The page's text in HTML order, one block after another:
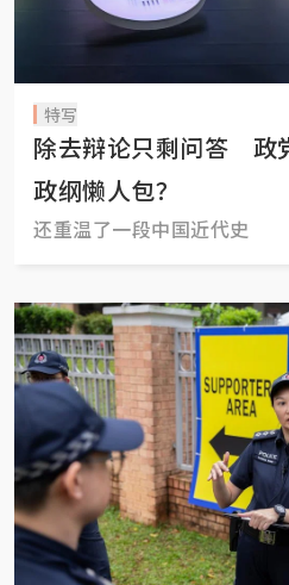
特写
除去辩论只剩问答 政
政纲懒人包？
还重温了一段中国近代史